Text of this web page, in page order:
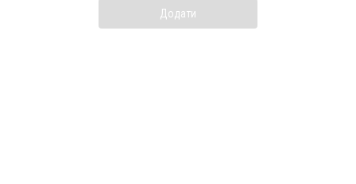
Додати